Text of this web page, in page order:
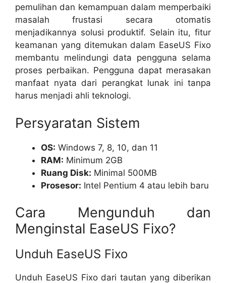
pemulihan dan kemampuan dalam memperbaiki
masalah frustasi secara otomatis
menjadikannya solusi produktif. Selain itu, fitur
keamanan yang ditemukan dalam EaseUS Fixo
membantu melindungi data pengguna selama
proses perbaikan. Pengguna dapat merasakan
manfaat nyata dari perangkat lunak ini tanpa
harus menjadi ahli teknologi.
Persyaratan Sistem
OS: Windows 7, 8, 10, dan 11
RAM: Minimum 2GB
Ruang Disk: Minimal 500MB
Prosesor: Intel Pentium 4 atau lebih baru
Cara Mengunduh dan
Menginstal EaseUS Fixo?
Unduh EaseUS Fixo
Unduh EaseUS Fixo dari tautan yang diberikan